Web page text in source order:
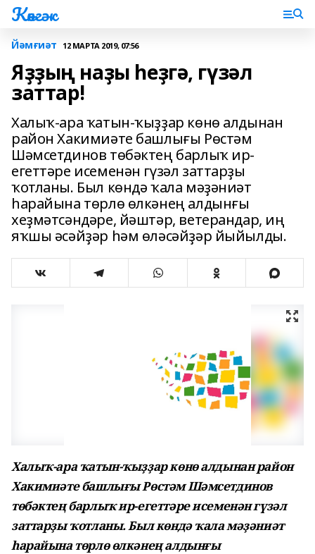
Көнгәк
Йәмғиәт 12 МАРТА 2019, 07:56
Яҙҙың наҙы һеҙгә, гүзәл
заттар!
Халыҡ-ара ҡатын-ҡыҙҙар көнө алдынан
район Хакимиәте башлығы Рөстәм
Шәмсетдинов төбәктең барлыҡ ир-
егеттәре исеменән гүзәл заттарҙы
ҡотланы. Был көндә ҡала мәҙәниәт
һарайына төрлө өлкәнең алдынғы
хеҙмәтсәндәре, йәштәр, ветерандар, иң
яҡшы әсәйҙәр һәм өләсәйҙәр йыйылды.
Халыҡ-ара ҡатын-ҡыҙҙар көнө алдынан район
Хакимиәте башлығы Рөстәм Шәмсетдинов
төбәктең барлыҡ ир-егеттәре исеменән гүзәл
заттарҙы ҡотланы. Был көндә ҡала мәҙәниәт
һарайына төрлө өлкәнең алдынғы